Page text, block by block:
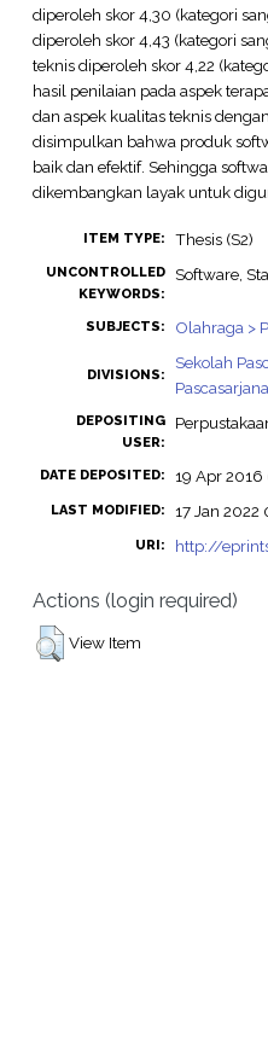
diperoleh skor 4,30 (kategori
diperoleh skor 4,43 (kategori
teknis diperoleh skor 4,22
hasil penilaian pada aspek
dan aspek kualitas teknis
disimpulkan bahwa produk
baik dan efektif. Sehingga
dikembangkan layak untuk
ITEM TYPE: Thesis (S2)
UNCONTROLLED
KEYWORDS:
Software,
SUBJECTS: Olahraga >
DIVISIONS:
Sekolah
DEPOSITING
USER:
DATE DEPOSITED: 19 Apr 2016
LAST MODIFIED: 17 Jan 2022
URI: http://
Actions (login required)
View Item